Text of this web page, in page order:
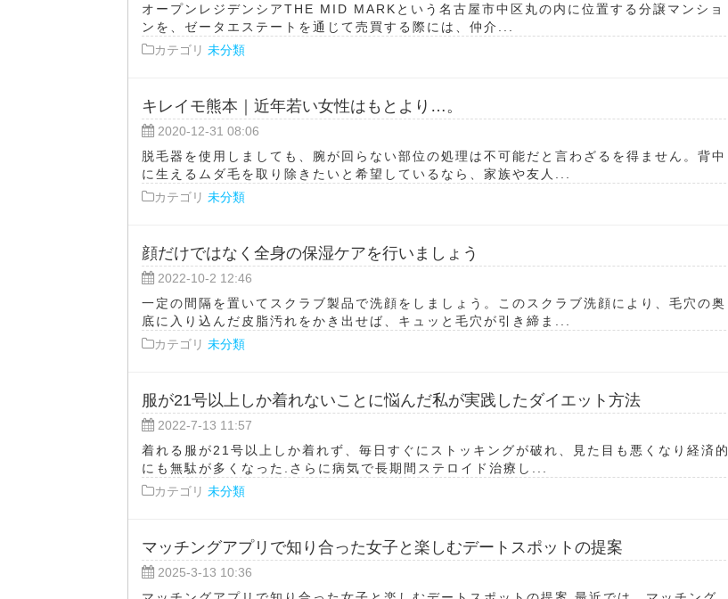
オープンレジデンシアTHE MID MARKという名古屋市中区丸の内に位置する分譲マンショ
ンを、ゼータエステートを通じて売買する際には、仲介...
カテゴリ 未分類
キレイモ熊本｜近年若い女性はもとより…。
2020-12-31 08:06
脱毛器を使用しましても、腕が回らない部位の処理は不可能だと言わざるを得ません。背中
に生えるムダ毛を取り除きたいと希望しているなら、家族や友人...
カテゴリ 未分類
顔だけではなく全身の保湿ケアを行いましょう
2022-10-2 12:46
一定の間隔を置いてスクラブ製品で洗顔をしましょう。このスクラブ洗顔により、毛穴の奥
底に入り込んだ皮脂汚れをかき出せば、キュッと毛穴が引き締ま...
カテゴリ 未分類
服が21号以上しか着れないことに悩んだ私が実践したダイエット方法
2022-7-13 11:57
着れる服が21号以上しか着れず、毎日すぐにストッキングが破れ、見た目も悪くなり経済的
にも無駄が多くなった.さらに病気で長期間ステロイド治療し...
カテゴリ 未分類
マッチングアプリで知り合った女子と楽しむデートスポットの提案
2025-3-13 10:36